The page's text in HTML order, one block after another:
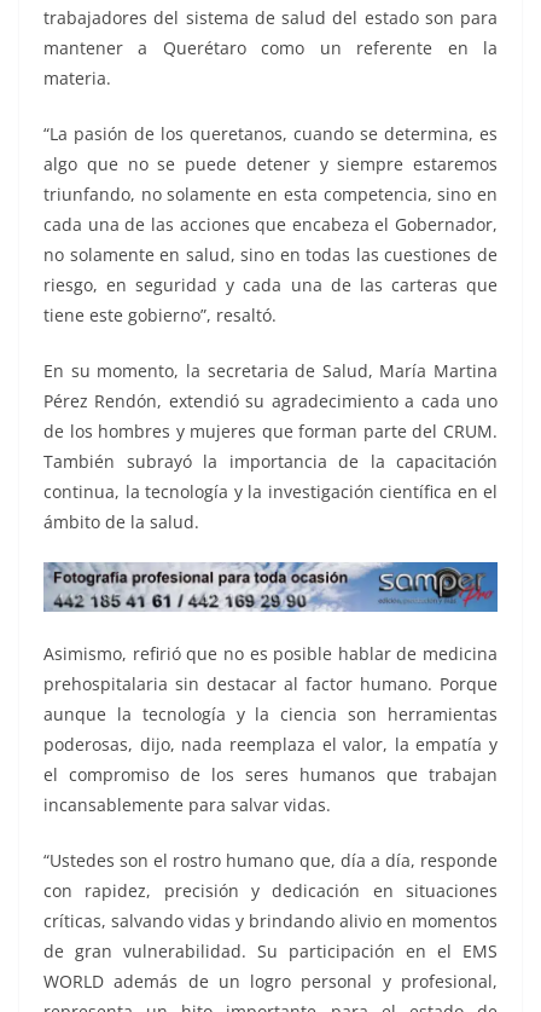
trabajadores del sistema de salud del estado son para
mantener a Querétaro como un referente en la
materia.
“La pasión de los queretanos, cuando se determina, es
algo que no se puede detener y siempre estaremos
triunfando, no solamente en esta competencia, sino en
cada una de las acciones que encabeza el Gobernador,
no solamente en salud, sino en todas las cuestiones de
riesgo, en seguridad y cada una de las carteras que
tiene este gobierno”, resaltó.
En su momento, la secretaria de Salud, María Martina
Pérez Rendón, extendió su agradecimiento a cada uno
de los hombres y mujeres que forman parte del CRUM.
También subrayó la importancia de la capacitación
continua, la tecnología y la investigación científica en el
ámbito de la salud.
Asimismo, refirió que no es posible hablar de medicina
prehospitalaria sin destacar al factor humano. Porque
aunque la tecnología y la ciencia son herramientas
poderosas, dijo, nada reemplaza el valor, la empatía y
el compromiso de los seres humanos que trabajan
incansablemente para salvar vidas.
“Ustedes son el rostro humano que, día a día, responde
con rapidez, precisión y dedicación en situaciones
críticas, salvando vidas y brindando alivio en momentos
de gran vulnerabilidad. Su participación en el EMS
WORLD además de un logro personal y profesional,